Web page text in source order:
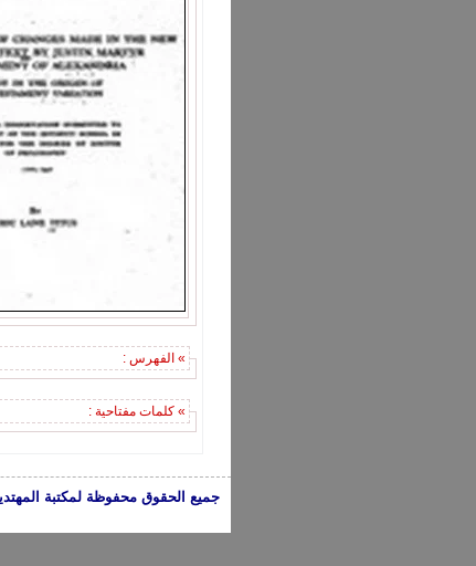
» الفهرس :
» كلمات مفتاحية :
جميع الحقوق محفوظة لمكتبة المهتدين الإسلامية 2005-2024 | الكتب